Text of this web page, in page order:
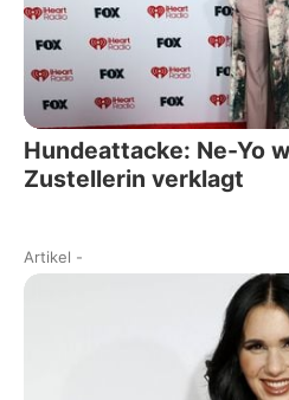
Hundeattacke: Ne-Yo
Zustellerin verklagt
Artikel -